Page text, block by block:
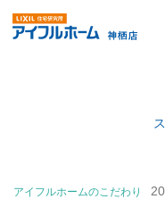
アイフルホームのこだわり